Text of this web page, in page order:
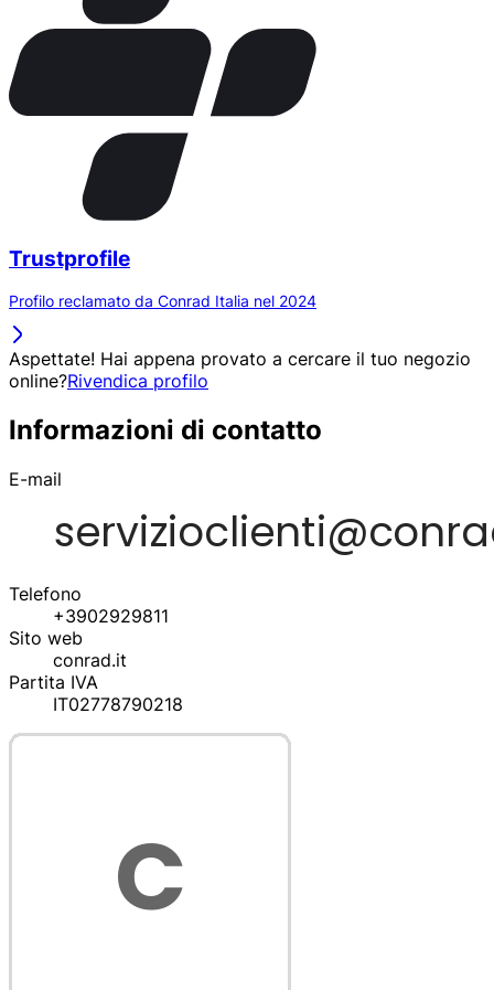
Trustprofile
Profilo reclamato da Conrad Italia nel 2024
Aspettate! Hai appena provato a cercare il tuo negozio
online?Rivendica profilo
Informazioni di contatto
E-mail
Telefono
+3902929811
Sito web
conrad.it
Partita IVA
IT02778790218